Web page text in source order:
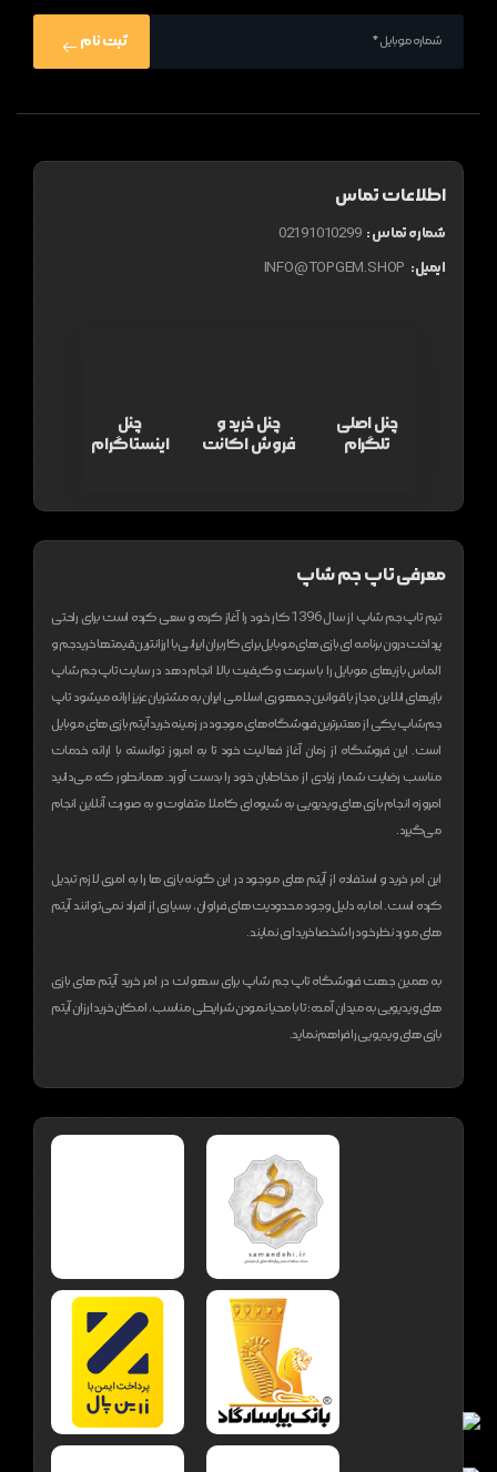
ثبت نام
اطلاعات تماس
شماره تماس : 02191010299
ایمیل: INFO@TOPGEM.SHOP
چنل اصلی
تلگرام
چنل خرید و
فروش اکانت
چنل
اینستاگرام
معرفی تاپ جم شاپ
تیم تاپ جم شاپ از سال 1396 کار خود را آغاز کرده و سعی کرده است برای راحتی
پرداخت درون برنامه ای بازی های موبایل برای کاربران ایرانی با ارزانترین قیمتها خرید جم و
الماس بازیهای موبایل را با سرعت و کیفیت بالا انجام دهد در سایت تاپ جم شاپ
بازیهای انلاین مجاز با قوانین جمهوری اسلامی ایران به مشتریان عزیز ارائه میشودتاپ
جم شاپ یکی از معتبر‌ترین فروشگاه های موجود در زمینه خرید آیتم بازی های موبایل
است. این فروشگاه از زمان آغاز فعالیت خود تا به امروز توانسته با ارائه خدمات
مناسب رضایت شمار زیادی از مخاطبان خود را بدست آورد. همانطور که می‌دانید
امروزه انجام بازی های ویدیویی به شیوه‌ای کاملا متفاوت و به صورت آنلاین انجام
می‌گیرد.
این امر خرید و استفاده از آیتم های موجود در این گونه بازی ها را به امری لازم تبدیل
کرده است. اما به دلیل وجود محدودیت های فراوان، بسیاری از افراد نمی‌توانند آیتم
های مورد نظر خود را شخصا خریداری نمایند.
به همین جهت فروشگاه تاپ جم شاپ برای سهولت در امر خرید آیتم های بازی
های ویدیویی به میدان آمده؛ تا با محیا نمودن شرایطی مناسب، امکان خرید ارزان آیتم
بازی های ویدیویی را فراهم نماید.